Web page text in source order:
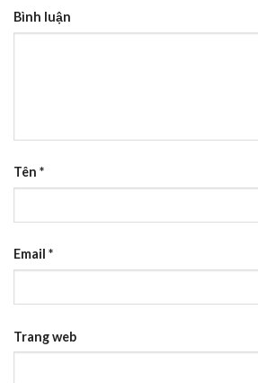
Bình luận
Tên *
Email *
Trang web